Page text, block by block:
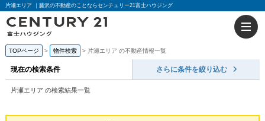
片瀬エリア ｜藤沢の不動産のことならセンチュリー21富士ハウジング
TOPページ 物件検索 片瀬エリア の不動産情報一覧
現在の検索条件 さらに条件を絞り込む
片瀬エリア の検索結果一覧